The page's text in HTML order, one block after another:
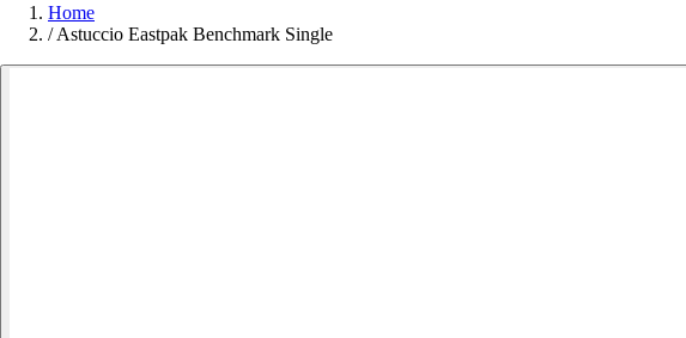
Home
/Astuccio Eastpak Benchmark Single